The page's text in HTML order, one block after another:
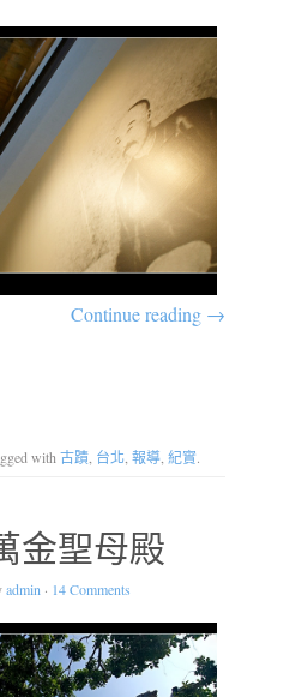
Continue reading →
with 古蹟 台北 報導 紀實.
金聖母殿
admin · 14 Comments